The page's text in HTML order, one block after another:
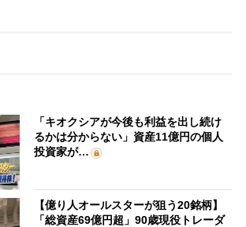
「キオクシアが今後も利益を出し続け
るかは分からない」資産11億円の個人
投資家が…
【億り人オールスターが狙う20銘柄】
「総資産69億円超」90歳現役トレーダ